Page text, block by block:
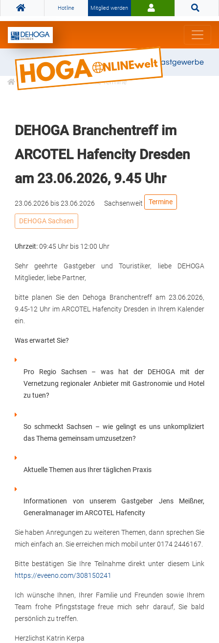
Hotline Mitglied werden
Gemeinsam stark für das Gastgewerbe
Veranstaltungen Alle Termine
DEHOGA Branchentreff im
ARCOTEL Hafencity Dresden
am 23.06.2026, 9.45 Uhr
23.06.2026 bis23.06.2026 Sachsenweit Termine
DEHOGA Sachsen
Uhrzeit:09:45 Uhr bis 12:00 Uhr
Sehr geehrte Gastgeber und Touristiker, liebe DEHOGA
Mitglieder, liebe Partner,
bitte planen Sie den Dehoga Branchentreff am 23.06.2026,
9.45-12 Uhr im ARCOTEL Hafencity Dresden in Ihrem Kalender
ein.
Was erwartet Sie?
Pro Regio Sachsen – was hat der DEHOGA mit der
Vernetzung regionaler Anbieter mit Gastronomie und Hotel
zu tuen?
So schmeckt Sachsen – wie gelingt es uns unkompliziert
das Thema gemeinsam umzusetzen?
Aktuelle Themen aus Ihrer täglichen Praxis
Informationen von unserem Gastgeber Jens Meißner,
Generalmanager im ARCOTEL Hafencity
Sie haben Anregungen zu weiteren Themen, dann sprechen Sie
mich einfach an. Sie erreichen mich mobil unter 0174 2446167.
Bitte bestätigen Sie Ihre Teilnahme direkt unter diesem Link
https://eveeno.com/308150241
Ich wünsche Ihnen, Ihrer Familie und Freunden sowie Ihrem
Team frohe Pfingststage freue mich sehr darauf, Sie bald
persönlich zu treffen.
Herzlichst Katrin Kerpa